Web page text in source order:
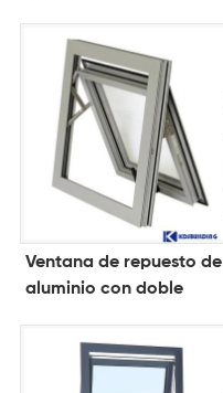
Ventana de repuesto de
aluminio con doble